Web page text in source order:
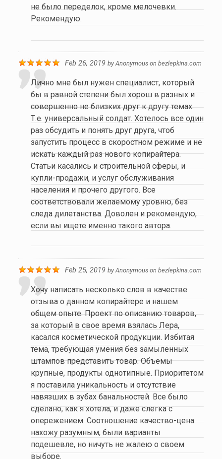
не было переделок, кроме мелочевки.
Рекомендую.
Feb 26, 2019 byAnonymouson bezlepkina.com
Лично мне был нужен специалист, который
бы в равной степени был хорош в разных и
совершенно не близких друг к другу темах.
Т.е. универсальный солдат. Хотелось все один
раз обсудить и понять друг друга, чтоб
запустить процесс в скоростном режиме и не
искать каждый раз нового копирайтера.
Статьи касались и строительной сферы, и
купли-продажи, и услуг обслуживания
населения и прочего другого. Все
соответствовали желаемому уровню, без
следа дилетанства. Доволен и рекомендую,
если вы ищете именно такого автора.
Feb 25, 2019 byAnonymouson bezlepkina.com
Хочу написать несколько слов в качестве
отзыва о данном копирайтере и нашем
общем опыте. Проект по описанию товаров,
за который в свое время взялась Лера,
касался косметической продукции. Избитая
тема, требующая умения без замыленных
штампов представить товар. Объемы
крупные, продукты однотипные. Приоритетом
я поставила уникальность и отсутствие
навязших в зубах банальностей. Все было
сделано, как я хотела, и даже слегка с
опережением. Соотношение качество-цена
нахожу разумным, были варианты
подешевле, но ничуть не жалею о своем
выборе.